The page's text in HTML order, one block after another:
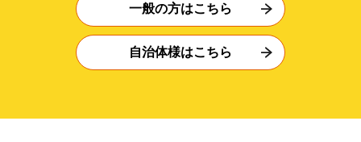
一般の方はこちら
自治体様はこちら